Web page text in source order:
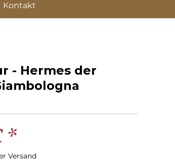
Kontakt
- Hermes der
*
Versand